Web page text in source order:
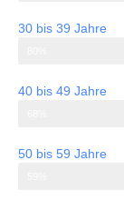
30 bis 39 Jahre
40 bis 49 Jahre
50 bis 59 Jahre